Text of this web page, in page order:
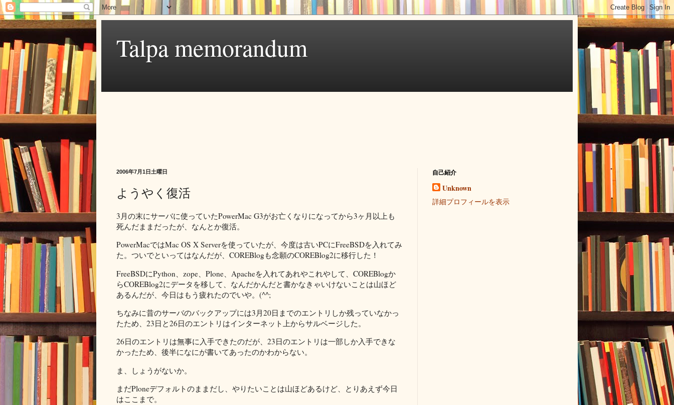
Talpa memorandum
2006年7月1日土曜日
ようやく復活
3月の末にサーバに使っていたPowerMac G3がお亡くなりになってから3ヶ月以上も
死んだままだったが、なんとか復活。
PowerMacではMac OS X Serverを使っていたが、今度は古いPCにFreeBSDを入れてみ
た。ついでといってはなんだが、COREBlogも念願のCOREBlog2に移行した！
FreeBSDにPython、zope、Plone、Apacheを入れてあれやこれやして、COREBlogか
らCOREBlog2にデータを移して、なんだかんだと書かなきゃいけないことは山ほど
あるんだが、今日はもう疲れたのでいや。(^^;
ちなみに昔のサーバのバックアップには3月20日までのエントリしか残っていなかっ
たため、23日と26日のエントリはインターネット上からサルベージした。
26日のエントリは無事に入手できたのだが、23日のエントリは一部しか入手できな
かったため、後半になにが書いてあったのかわからない。
ま、しょうがないか。
まだPloneデフォルトのままだし、やりたいことは山ほどあるけど、とりあえず今日
はここまで。
自己紹介
Unknown
詳細プロフィールを表示